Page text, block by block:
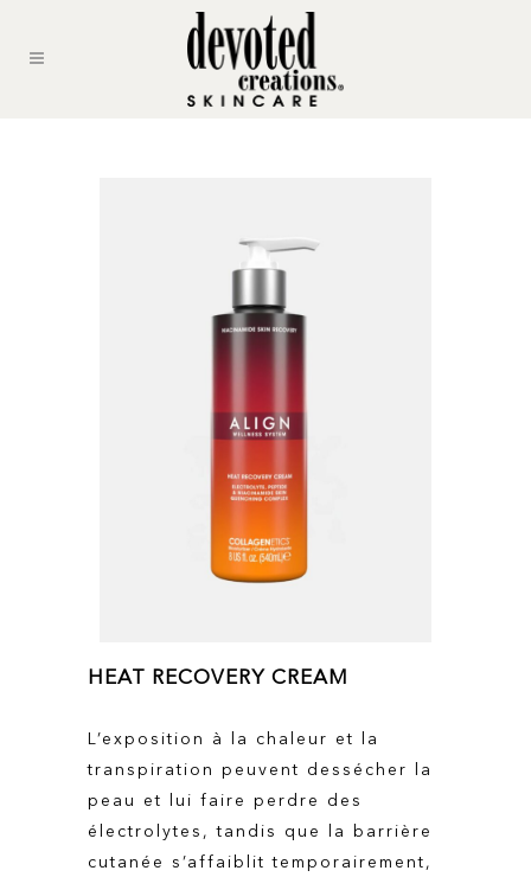
HEAT RECOVERY CREAM
L’exposition à la chaleur et la
transpiration peuvent dessécher la
peau et lui faire perdre des
électrolytes, tandis que la barrière
cutanée s’affaiblit temporairement,